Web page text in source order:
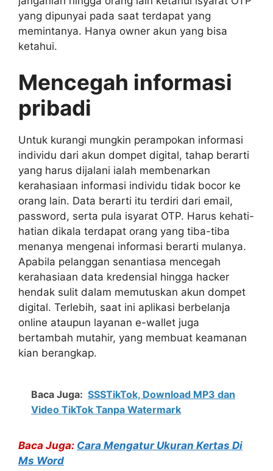
yang dipunyai pada saat terdapat yang
memintanya. Hanya owner akun yang bisa
ketahui.
Mencegah informasi
pribadi
Untuk kurangi mungkin perampokan informasi
individu dari akun dompet digital, tahap berarti
yang harus dijalani ialah membenarkan
kerahasiaan informasi individu tidak bocor ke
orang lain. Data berarti itu terdiri dari email,
password, serta pula isyarat OTP. Harus kehati-
hatian dikala terdapat orang yang tiba-tiba
menanya mengenai informasi berarti mulanya.
Apabila pelanggan senantiasa mencegah
kerahasiaan data kredensial hingga hacker
hendak sulit dalam memutuskan akun dompet
digital. Terlebih, saat ini aplikasi berbelanja
online ataupun layanan e-wallet juga
bertambah mutahir, yang membuat keamanan
kian berangkap.
Baca Juga: SSSTikTok, Download MP3 dan
Video TikTok Tanpa Watermark
Baca Juga: Cara Mengatur Ukuran Kertas Di
Ms Word